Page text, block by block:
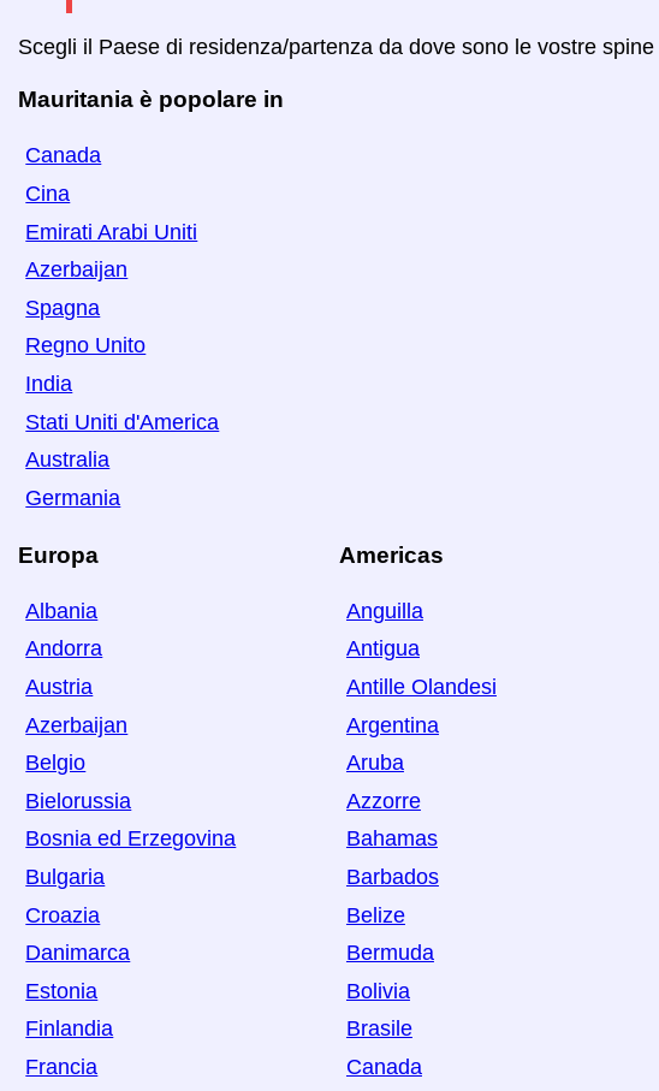
Scegli il Paese di residenza/partenza da dove sono le vostre spine
Mauritania è popolare in
Canada
Cina
Emirati Arabi Uniti
Azerbaijan
Spagna
Regno Unito
India
Stati Uniti d'America
Australia
Germania
Europa
Albania
Andorra
Austria
Azerbaijan
Belgio
Bielorussia
Bosnia ed Erzegovina
Bulgaria
Croazia
Danimarca
Estonia
Finlandia
Francia
Americas
Anguilla
Antigua
Antille Olandesi
Argentina
Aruba
Azzorre
Bahamas
Barbados
Belize
Bermuda
Bolivia
Brasile
Canada